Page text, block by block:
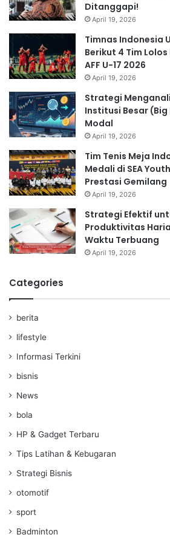
Ditanggapi!
April 19, 2026
Timnas Indonesia
Berikut 4 Tim
AFF U-17 2026
April 19, 2026
Strategi
Institusi Besar
Modal
April 19, 2026
Tim Tenis Meja
Medali di SEA
Prestasi Gemilang
April 19, 2026
Strategi Efektif
Produktivitas
Waktu Terbuang
April 19, 2026
Categories
berita
lifestyle
Informasi Terkini
bisnis
News
bola
HP & Gadget Terbaru
Tips Latihan & Kebugaran
Strategi Bisnis
otomotif
sport
Badminton